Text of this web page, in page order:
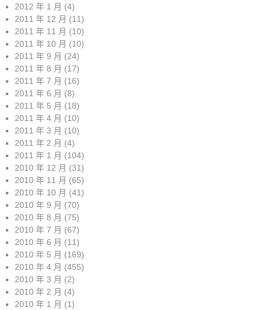
2012 年 1 月 (4)
2011 年 12 月 (11)
2011 年 11 月 (10)
2011 年 10 月 (10)
2011 年 9 月 (24)
2011 年 8 月 (17)
2011 年 7 月 (16)
2011 年 6 月 (8)
2011 年 5 月 (18)
2011 年 4 月 (10)
2011 年 3 月 (10)
2011 年 2 月 (4)
2011 年 1 月 (104)
2010 年 12 月 (31)
2010 年 11 月 (65)
2010 年 10 月 (41)
2010 年 9 月 (70)
2010 年 8 月 (75)
2010 年 7 月 (67)
2010 年 6 月 (11)
2010 年 5 月 (169)
2010 年 4 月 (455)
2010 年 3 月 (2)
2010 年 2 月 (4)
2010 年 1 月 (1)